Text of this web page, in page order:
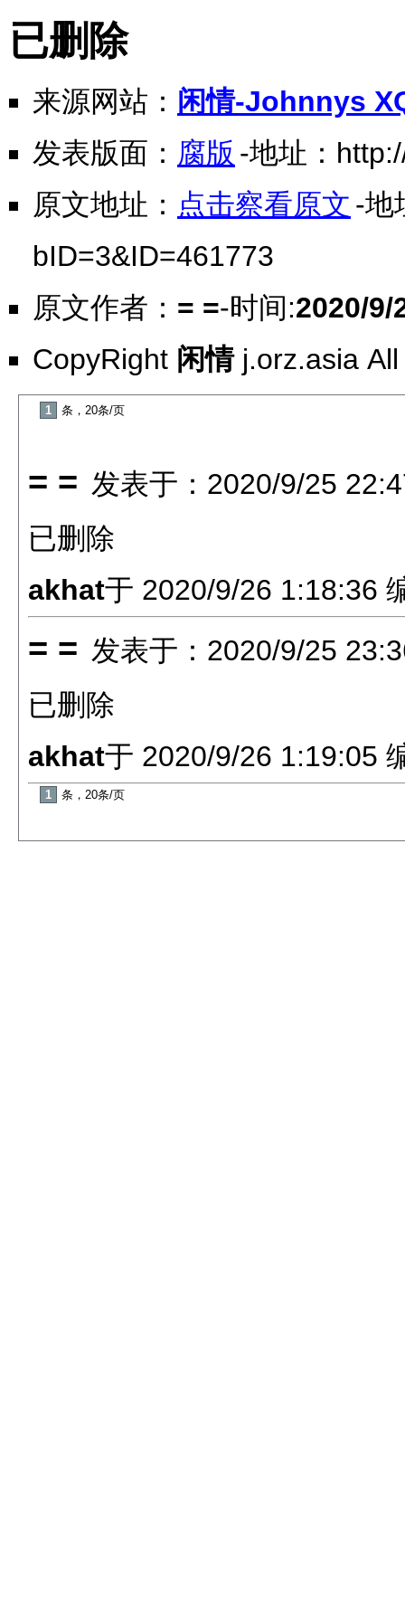
已删除
来源网站： 闲情-Johnnys
发表版面： 腐版 -地址：
原文地址： 点击察看原文 -地
bID=3&ID=461773
原文作者： = =-时间:2020/9/
CopyRight 闲情j.orz.asia All
1 条，20条/页
= = 发表于：2020/9/25
已删除
akhat于 2020/9/26 1:18:36
= = 发表于：2020/9/25
已删除
akhat于 2020/9/26 1:19:05
1 条，20条/页